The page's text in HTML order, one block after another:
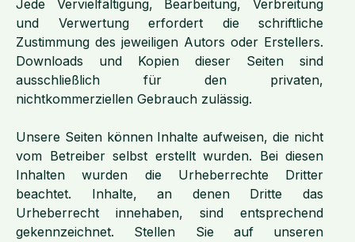
Jede Vervielfältigung, Bearbeitung, Verbreitung
und Verwertung erfordert die schriftliche
Zustimmung des jeweiligen Autors oder Erstellers.
Downloads und Kopien dieser Seiten sind
ausschließlich für den privaten,
nichtkommerziellen Gebrauch zulässig.
Unsere Seiten können Inhalte aufweisen, die nicht
vom Betreiber selbst erstellt wurden. Bei diesen
Inhalten wurden die Urheberrechte Dritter
beachtet. Inhalte, an denen Dritte das
Urheberrecht innehaben, sind entsprechend
gekennzeichnet. Stellen Sie auf unseren